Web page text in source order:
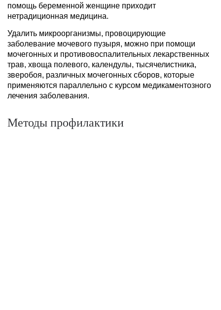
помощь беременной женщине приходит
нетрадиционная медицина.
Удалить микроорганизмы, провоцирующие
заболевание мочевого пузыря, можно при помощи
мочегонных и противовоспалительных лекарственных
трав, хвоща полевого, календулы, тысячелистника,
зверобоя, различных мочегонных сборов, которые
применяются параллельно с курсом медикаментозного
лечения заболевания.
Методы профилактики